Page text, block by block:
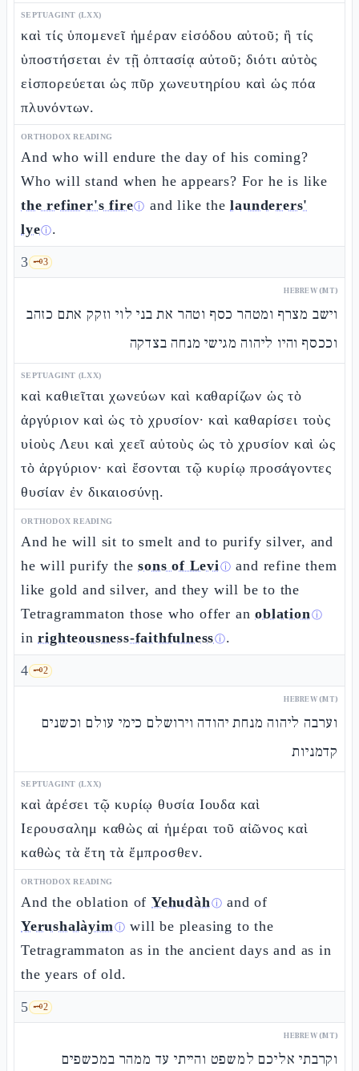
SEPTUAGINT (LXX)
καὶ τίς ὑπομενεῖ ἡμέραν εἰσόδου αὐτοῦ; ἢ τίς
ὑποστήσεται ἐν τῇ ὀπτασίᾳ αὐτοῦ; διότι αὐτὸς
εἰσπορεύεται ὡς πῦρ χωνευτηρίου καὶ ὡς πόα
πλυνόντων.
ORTHODOX READING
And who will endure the day of his coming?
Who will stand when he appears? For he is like
the refiner's fireⓘ and like thelaunderers'
lyeⓘ.
3 🗝️3
HEBREW (MT)
וישב מצרף ומטהר כסף וטהר את בני לוי וזקק אתם כזהב
וככסף והיו ליהוה מגישי מנחה בצדקה
SEPTUAGINT (LXX)
καὶ καθιεῖται χωνεύων καὶ καθαρίζων ὡς τὸ
ἀργύριον καὶ ὡς τὸ χρυσίον· καὶ καθαρίσει τοὺς
υἱοὺς Λευι καὶ χεεῖ αὐτοὺς ὡς τὸ χρυσίον καὶ ὡς
τὸ ἀργύριον· καὶ ἔσονται τῷ κυρίῳ προσάγοντες
θυσίαν ἐν δικαιοσύνῃ.
ORTHODOX READING
And he will sit to smelt and to purify silver, and
he will purify thesons of Leviⓘ and refine them
like gold and silver, and they will be to the
Tetragrammaton those who offer anoblationⓘ
inrighteousness-faithfulnessⓘ.
4 🗝️2
HEBREW (MT)
וערבה ליהוה מנחת יהודה וירושלם כימי עולם וכשנים
קדמניות
SEPTUAGINT (LXX)
καὶ ἀρέσει τῷ κυρίῳ θυσία Ιουδα καὶ
Ιερουσαλημ καθὼς αἱ ἡμέραι τοῦ αἰῶνος καὶ
καθὼς τὰ ἔτη τὰ ἔμπροσθεν.
ORTHODOX READING
And the oblation of Yehudàhⓘ and of
Yerushalàyimⓘ will be pleasing to the
Tetragrammaton as in the ancient days and as in
the years of old.
5 🗝️2
HEBREW (MT)
וקרבתי אליכם למשפט והייתי עד ממהר במכשפים